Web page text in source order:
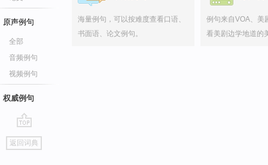
原声例句
全部
音频例句
视频例句
权威例句
go
top
返回词典
海量例句，可以按难度查看口语、
书面语、论文例句。
例句来自VOA、美
看美剧边学地道的